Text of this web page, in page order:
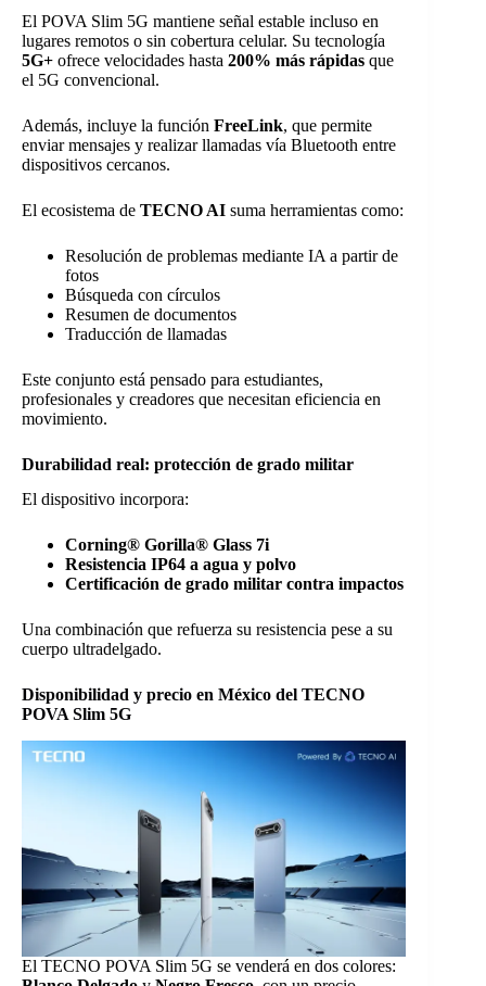
El POVA Slim 5G mantiene señal estable incluso en
lugares remotos o sin cobertura celular. Su tecnología
5G+ ofrece velocidades hasta 200% más rápidas que
el 5G convencional.
Además, incluye la función FreeLink, que permite
enviar mensajes y realizar llamadas vía Bluetooth entre
dispositivos cercanos.
El ecosistema de TECNO AI suma herramientas como:
Resolución de problemas mediante IA a partir de
fotos
Búsqueda con círculos
Resumen de documentos
Traducción de llamadas
Este conjunto está pensado para estudiantes,
profesionales y creadores que necesitan eficiencia en
movimiento.
Durabilidad real: protección de grado militar
El dispositivo incorpora:
Corning® Gorilla® Glass 7i
Resistencia IP64 a agua y polvo
Certificación de grado militar contra impactos
Una combinación que refuerza su resistencia pese a su
cuerpo ultradelgado.
Disponibilidad y precio en México del TECNO
POVA Slim 5G
El TECNO POVA Slim 5G se venderá en dos colores: